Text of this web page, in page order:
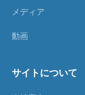
メディア
動画
サイトについて